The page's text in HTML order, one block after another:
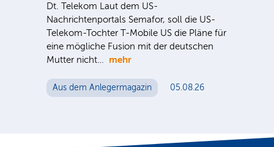
Dt. Telekom Laut dem US-
Nachrichtenportals Semafor, soll die US-
Telekom-Tochter T-Mobile US die Pläne für
eine mögliche Fusion mit der deutschen
Mutter nicht… mehr
Aus dem Anlegermagazin 05.08.26